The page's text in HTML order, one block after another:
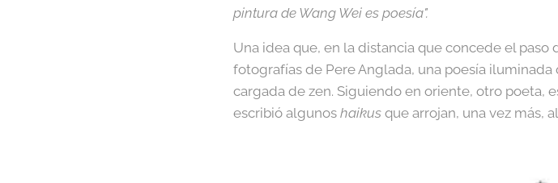
pintura de Wang Wei es poesía".
Una idea que, en la distancia que concede el
fotografías de Pere Anglada, una poesía
cargada de zen. Siguiendo en oriente, otro poeta,
escribió algunos haikusque arrojan, una vez más,